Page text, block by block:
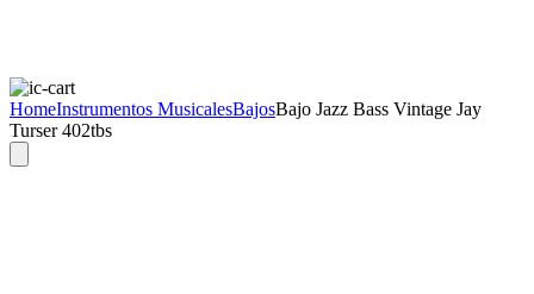
HomeInstrumentos MusicalesBajosBajo Jazz Bass Vintage Jay
Turser 402tbs